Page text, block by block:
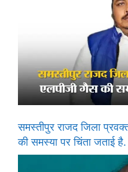
समस्तीपुर राजद जिला
की समस्या पर चिंता जताई है.